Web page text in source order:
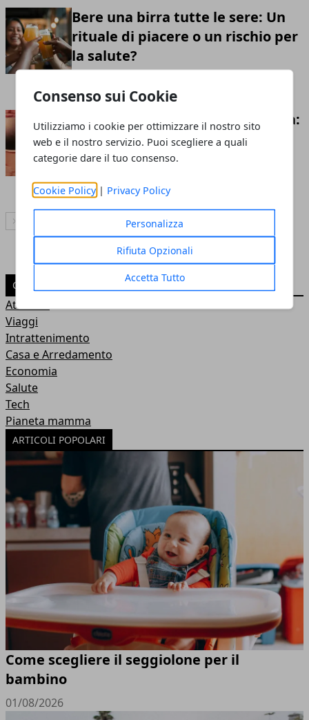
Consenso sui Cookie
Utilizziamo i cookie per ottimizzare il nostro sito
web e il nostro servizio. Puoi scegliere a quali
categorie dare il tuo consenso.
Cookie Policy | Privacy Policy
Personalizza
Rifiuta Opzionali
Accetta Tutto
Bere una birra tutte le sere: Un
rituale di piacere o un rischio per
la salute?
Alla ricerca della chiarezza visiva:
scopri i migliori occhiali da sole
con lenti polarizzate
Articolo Successivo
CATEGORIE
Attualità
Viaggi
Intrattenimento
Casa e Arredamento
Economia
Salute
Tech
Pianeta mamma
ARTICOLI POPOLARI
Come scegliere il seggiolone per il
bambino
01/08/2026